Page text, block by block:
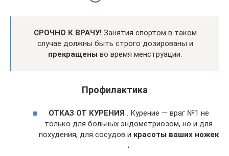
СРОЧНО К ВРАЧУ! Занятия спортом в таком
случае должны быть строго дозированы и
прекращены во время менструации.
Профилактика
ОТКАЗ ОТ КУРЕНИЯ . Курение — враг №1 не
только для больных эндометриозом, но и для
похудения, для сосудов и красоты ваших ножек
;